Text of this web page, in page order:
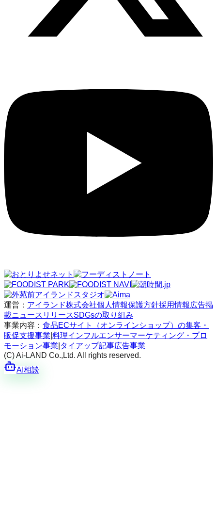
運営： アイランド株式会社個人情報保護方針採用情報 広告掲
載ニュースリリースSDGsの取り組み
事業内容： 食品ECサイト（オンラインショップ）の集客・
販促支援事業 料理インフルエンサーマーケティング・プロ
モーション事業 タイアップ記事広告事業
(C) Ai-LAND Co.,Ltd. All rights reserved.
AI相談